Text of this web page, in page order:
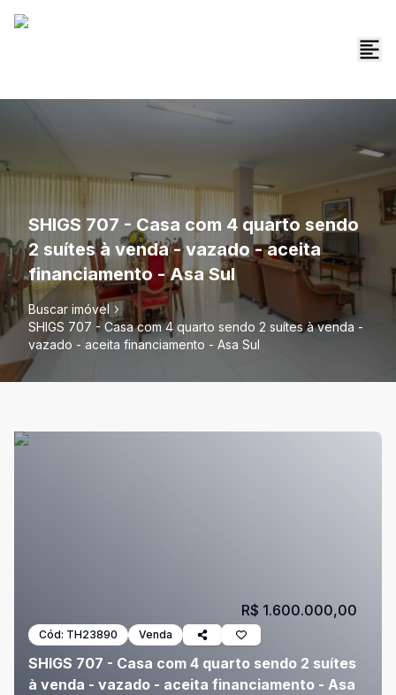
SHIGS 707 - Casa com 4 quarto sendo
2 suítes à venda - vazado - aceita
financiamento - Asa Sul
Buscar imóvel
SHIGS 707 - Casa com 4 quarto sendo 2 suítes à venda -
vazado - aceita financiamento - Asa Sul
Cód: TH23890 Venda
SHIGS 707 - Casa com 4 quarto sendo 2 suítes
à venda - vazado - aceita financiamento - Asa
R$ 1.600.000,00